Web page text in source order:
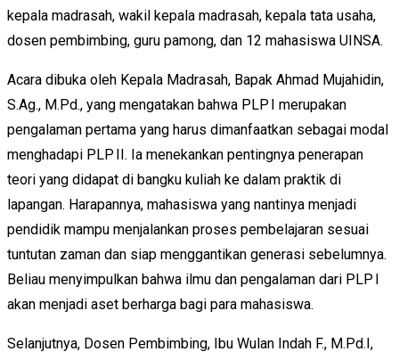
kepala madrasah, wakil kepala madrasah, kepala tata usaha,
dosen pembimbing, guru pamong, dan 12 mahasiswa UINSA.
Acara dibuka oleh Kepala Madrasah, Bapak Ahmad Mujahidin,
S.Ag., M.Pd., yang mengatakan bahwa PLP I merupakan
pengalaman pertama yang harus dimanfaatkan sebagai modal
menghadapi PLP II. Ia menekankan pentingnya penerapan
teori yang didapat di bangku kuliah ke dalam praktik di
lapangan. Harapannya, mahasiswa yang nantinya menjadi
pendidik mampu menjalankan proses pembelajaran sesuai
tuntutan zaman dan siap menggantikan generasi sebelumnya.
Beliau menyimpulkan bahwa ilmu dan pengalaman dari PLP I
akan menjadi aset berharga bagi para mahasiswa.
Selanjutnya, Dosen Pembimbing, Ibu Wulan Indah F., M.Pd.I,